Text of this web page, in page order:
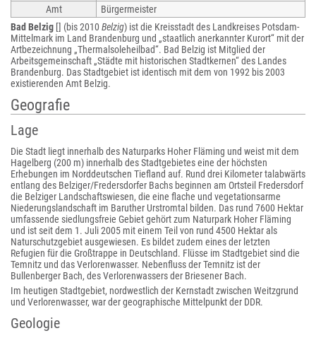
Amt
Bürgermeister
Bad Belzig [] (bis 2010 Belzig) ist die Kreisstadt des Landkreises Potsdam-
Mittelmark im Land Brandenburg und „staatlich anerkannter Kurort“ mit der
Artbezeichnung „Thermalsoleheilbad“. Bad Belzig ist Mitglied der
Arbeitsgemeinschaft „Städte mit historischen Stadtkernen“ des Landes
Brandenburg. Das Stadtgebiet ist identisch mit dem von 1992 bis 2003
existierenden Amt Belzig.
Geografie
Lage
Die Stadt liegt innerhalb des Naturparks Hoher Fläming und weist mit dem
Hagelberg (200 m) innerhalb des Stadtgebietes eine der höchsten
Erhebungen im Norddeutschen Tiefland auf. Rund drei Kilometer talabwärts
entlang des Belziger/Fredersdorfer Bachs beginnen am Ortsteil Fredersdorf
die Belziger Landschaftswiesen, die eine flache und vegetationsarme
Niederungslandschaft im Baruther Urstromtal bilden. Das rund 7600 Hektar
umfassende siedlungsfreie Gebiet gehört zum Naturpark Hoher Fläming
und ist seit dem 1. Juli 2005 mit einem Teil von rund 4500 Hektar als
Naturschutzgebiet ausgewiesen. Es bildet zudem eines der letzten
Refugien für die Großtrappe in Deutschland. Flüsse im Stadtgebiet sind die
Temnitz und das Verlorenwasser. Nebenfluss der Temnitz ist der
Bullenberger Bach, des Verlorenwassers der Briesener Bach.
Im heutigen Stadtgebiet, nordwestlich der Kernstadt zwischen Weitzgrund
und Verlorenwasser, war der geographische Mittelpunkt der DDR.
Geologie